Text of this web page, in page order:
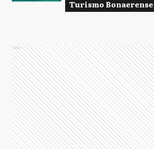
Turismo Bonaerense
Ads